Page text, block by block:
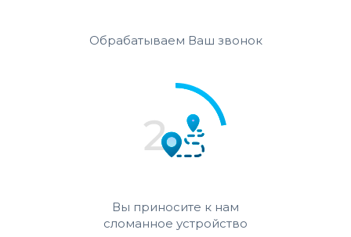
Обрабатываем Ваш звонок
Вы приносите к нам
сломанное устройство